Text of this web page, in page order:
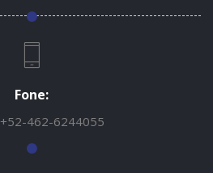
Fone:
+52-462-6244055